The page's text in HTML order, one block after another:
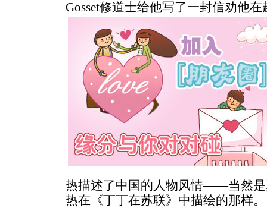
Gosset修道士给他写了一封信劝他在
热描述了中国的人物风情——当然是
热在《丁丁在苏联》中描绘的那样。